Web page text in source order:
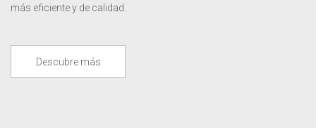
más eficiente y de calidad.
Descubre más